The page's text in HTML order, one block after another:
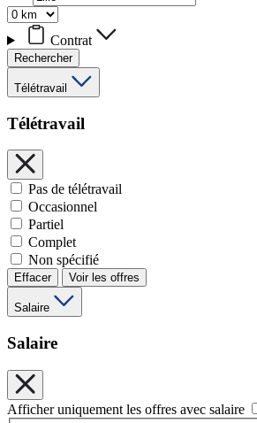
Contrat
Rechercher
Télétravail
Télétravail
Pas de télétravail
Occasionnel
Partiel
Complet
Non spécifié
Effacer Voir les offres
Salaire
Salaire
Afficher uniquement les offres avec salaire